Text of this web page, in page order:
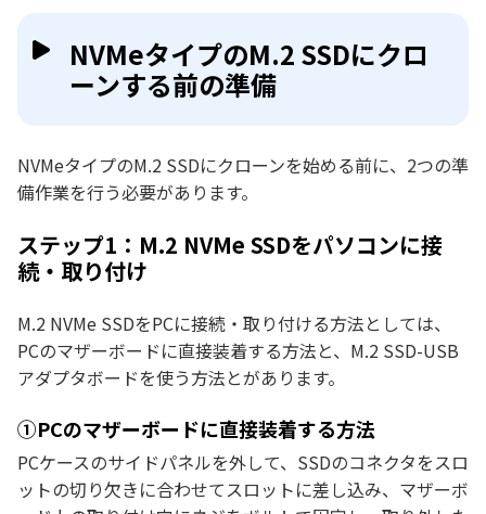
NVMeタイプのM.2 SSDにクロ
ーンする前の準備
NVMeタイプのM.2 SSDにクローンを始める前に、2つの準
備作業を行う必要があります。
ステップ1：M.2 NVMe SSDをパソコンに接
続・取り付け
M.2 NVMe SSDをPCに接続・取り付ける方法としては、
PCのマザーボードに直接装着する方法と、M.2 SSD-USB
アダプタボードを使う方法とがあります。
①PCのマザーボードに直接装着する方法
PCケースのサイドパネルを外して、SSDのコネクタをスロ
ットの切り欠きに合わせてスロットに差し込み、マザーボ